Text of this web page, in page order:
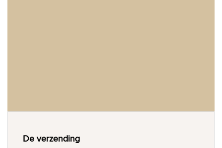
De verzending